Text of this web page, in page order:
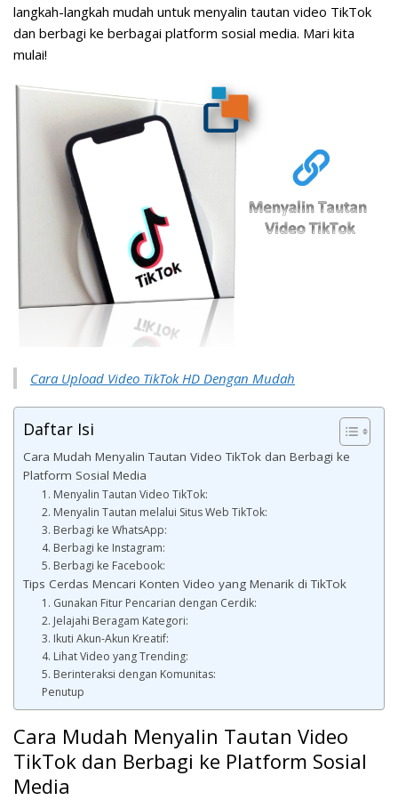
langkah-langkah mudah untuk menyalin tautan video TikTok
dan berbagi ke berbagai platform sosial media. Mari kita
mulai!
Cara Upload Video TikTok HD Dengan Mudah
Daftar Isi
Cara Mudah Menyalin Tautan Video TikTok dan Berbagi ke
Platform Sosial Media
1. Menyalin Tautan Video TikTok:
2. Menyalin Tautan melalui Situs Web TikTok:
3. Berbagi ke WhatsApp:
4. Berbagi ke Instagram:
5. Berbagi ke Facebook:
Tips Cerdas Mencari Konten Video yang Menarik di TikTok
1. Gunakan Fitur Pencarian dengan Cerdik:
2. Jelajahi Beragam Kategori:
3. Ikuti Akun-Akun Kreatif:
4. Lihat Video yang Trending:
5. Berinteraksi dengan Komunitas:
Penutup
Cara Mudah Menyalin Tautan Video
TikTok dan Berbagi ke Platform Sosial
Media